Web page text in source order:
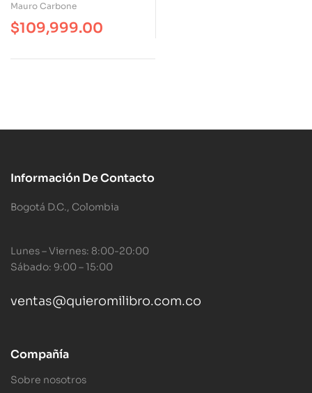
Mauro Carbone
$109,999.00
Información De Contacto
Bogotá D.C., Colombia
Lunes – Viernes: 8:00-20:00
Sábado: 9:00 – 15:00
ventas@quieromilibro.com.co
Compañía
Sobre nosotros